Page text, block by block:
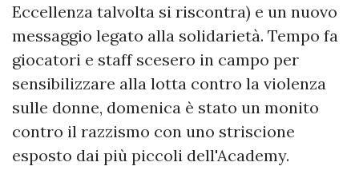
Eccellenza talvolta si riscontra) e un nuovo
messaggio legato alla solidarietà. Tempo fa
giocatori e staff scesero in campo per
sensibilizzare alla lotta contro la violenza
sulle donne, domenica è stato un monito
contro il razzismo con uno striscione
esposto dai più piccoli dell'Academy.